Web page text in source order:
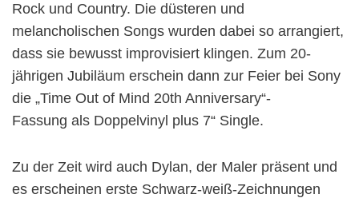
Rock und Country. Die düsteren und
melancholischen Songs wurden dabei so arrangiert,
dass sie bewusst improvisiert klingen. Zum 20-
jährigen Jubiläum erschein dann zur Feier bei Sony
die „Time Out of Mind 20th Anniversary“-
Fassung als Doppelvinyl plus 7“ Single.
Zu der Zeit wird auch Dylan, der Maler präsent und
es erscheinen erste Schwarz-weiß-Zeichnungen